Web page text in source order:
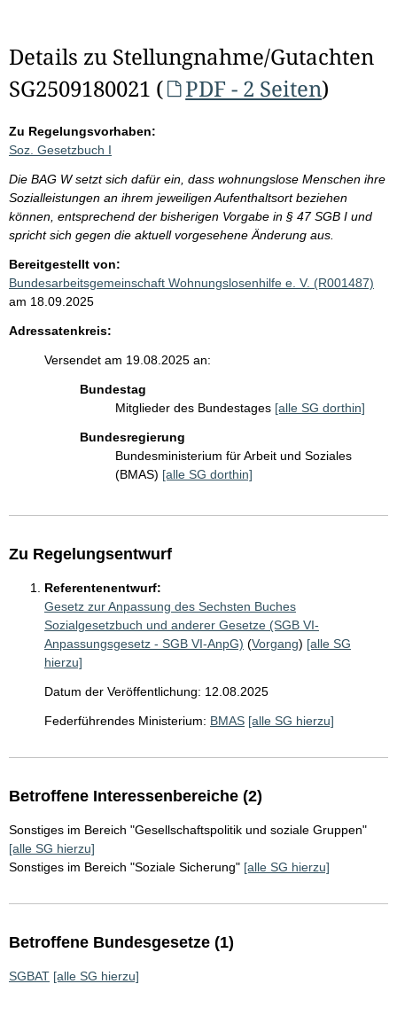
Details zu Stellungnahme/Gutachten
SG2509180021 (
PDF - 2 Seiten)
Zu Regelungsvorhaben:
Soz. Gesetzbuch I
Die BAG W setzt sich dafür ein, dass wohnungslose Menschen ihre
Sozialleistungen an ihrem jeweiligen Aufenthaltsort beziehen
können, entsprechend der bisherigen Vorgabe in § 47 SGB I und
spricht sich gegen die aktuell vorgesehene Änderung aus.
Bereitgestellt von:
Bundesarbeitsgemeinschaft Wohnungslosenhilfe e. V. (R001487)
am 18.09.2025
Adressatenkreis:
Versendet am 19.08.2025 an:
Bundestag
Mitglieder des Bundestages [alle SG dorthin]
Bundesregierung
Bundesministerium für Arbeit und Soziales
(BMAS) [alle SG dorthin]
Zu Regelungsentwurf
Referentenentwurf:
Gesetz zur Anpassung des Sechsten Buches
Sozialgesetzbuch und anderer Gesetze (SGB VI-
Anpassungsgesetz - SGB VI-AnpG) (Vorgang) [alle SG
hierzu]
Datum der Veröffentlichung: 12.08.2025
Federführendes Ministerium: BMAS [alle SG hierzu]
Betroffene Interessenbereiche (2)
Sonstiges im Bereich "Gesellschaftspolitik und soziale Gruppen"
[alle SG hierzu]
Sonstiges im Bereich "Soziale Sicherung" [alle SG hierzu]
Betroffene Bundesgesetze (1)
SGBAT [alle SG hierzu]